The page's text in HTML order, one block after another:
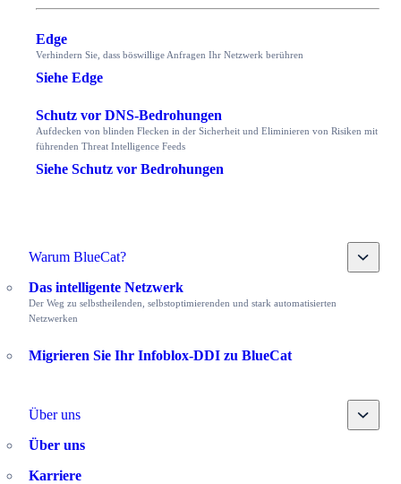
Edge
Verhindern Sie, dass böswillige Anfragen Ihr Netzwerk berühren
Siehe Edge
Schutz vor DNS-Bedrohungen
Aufdecken von blinden Flecken in der Sicherheit und Eliminieren von Risiken mit
führenden Threat Intelligence Feeds
Siehe Schutz vor Bedrohungen
Warum BlueCat? Toggle
Das intelligente Netzwerk
Der Weg zu selbstheilenden, selbstoptimierenden und stark automatisierten
Netzwerken
Migrieren Sie Ihr Infoblox-DDI zu BlueCat
Über uns Toggle
Über uns
Karriere